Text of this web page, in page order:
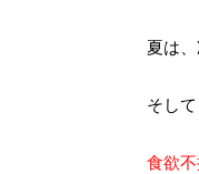
夏は
そして
食欲